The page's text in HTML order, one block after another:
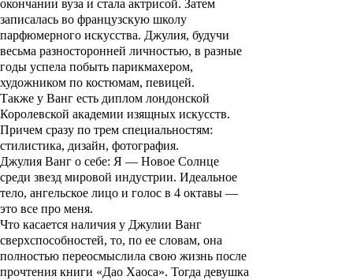
окончании вуза и стала актрисой. Затем
записалась во французскую школу
парфюмерного искусства. Джулия, будучи
весьма разносторонней личностью, в разные
годы успела побыть парикмахером,
художником по костюмам, певицей.
Также у Ванг есть диплом лондонской
Королевской академии изящных искусств.
Причем сразу по трем специальностям:
стилистика, дизайн, фотография.
Джулия Ванг о себе: Я — Новое Солнце
среди звезд мировой индустрии. Идеальное
тело, ангельское лицо и голос в 4 октавы —
это все про меня.
Что касается наличия у Джулии Ванг
сверхспособностей, то, по ее словам, она
полностью переосмыслила свою жизнь после
прочтения книги «Дао Хаоса». Тогда девушка